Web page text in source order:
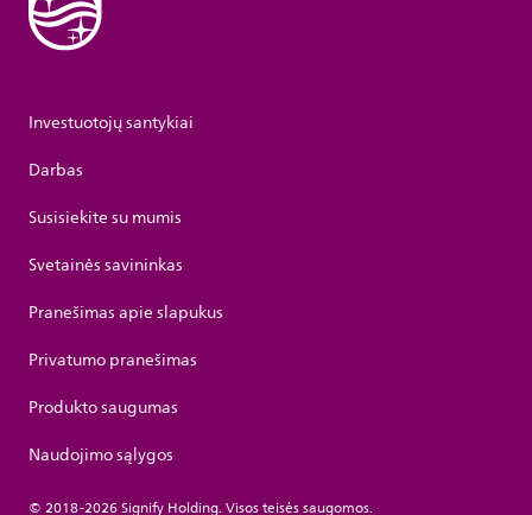
Investuotojų santykiai
Darbas
Susisiekite su mumis
Svetainės savininkas
Pranešimas apie slapukus
Privatumo pranešimas
Produkto saugumas
Naudojimo sąlygos
© 2018-2026 Signify Holding. Visos teisės saugomos.